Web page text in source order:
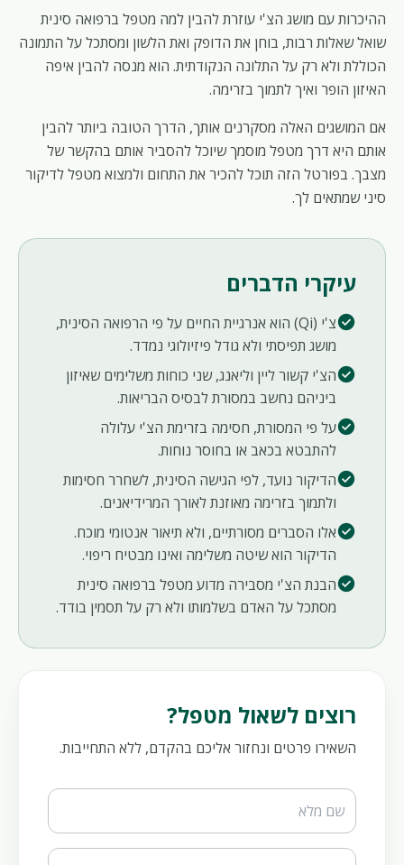
ההיכרות עם מושג הצ'י עוזרת להבין למה מטפל ברפואה סינית
שואל שאלות רבות, בוחן את הדופק ואת הלשון ומסתכל על התמונה
הכוללת ולא רק על התלונה הנקודתית. הוא מנסה להבין איפה
האיזון הופר ואיך לתמוך בזרימה.
אם המושגים האלה מסקרנים אותך, הדרך הטובה ביותר להבין
אותם היא דרך מטפל מוסמך שיוכל להסביר אותם בהקשר של
מצבך. בפורטל הזה תוכל להכיר את התחום ולמצוא מטפל לדיקור
סיני שמתאים לך.
עיקרי הדברים
check_circle
צ'י (Qi) הוא אנרגיית החיים על פי הרפואה הסינית,
מושג תפיסתי ולא גודל פיזיולוגי נמדד.
check_circleהצ'י קשור ליין וליאנג, שני כוחות משלימים שאיזון
ביניהם נחשב במסורת לבסיס הבריאות.
check_circleעל פי המסורת, חסימה בזרימת הצ'י עלולה
להתבטא בכאב או בחוסר נוחות.
check_circleהדיקור נועד, לפי הגישה הסינית, לשחרר חסימות
ולתמוך בזרימה מאוזנת לאורך המרידיאנים.
check_circleאלו הסברים מסורתיים, ולא תיאור אנטומי מוכח.
הדיקור הוא שיטה משלימה ואינו מבטיח ריפוי.
check_circleהבנת הצ'י מסבירה מדוע מטפל ברפואה סינית
מסתכל על האדם בשלמותו ולא רק על תסמין בודד.
רוצים לשאול מטפל?
השאירו פרטים ונחזור אליכם בהקדם, ללא התחייבות.
Website